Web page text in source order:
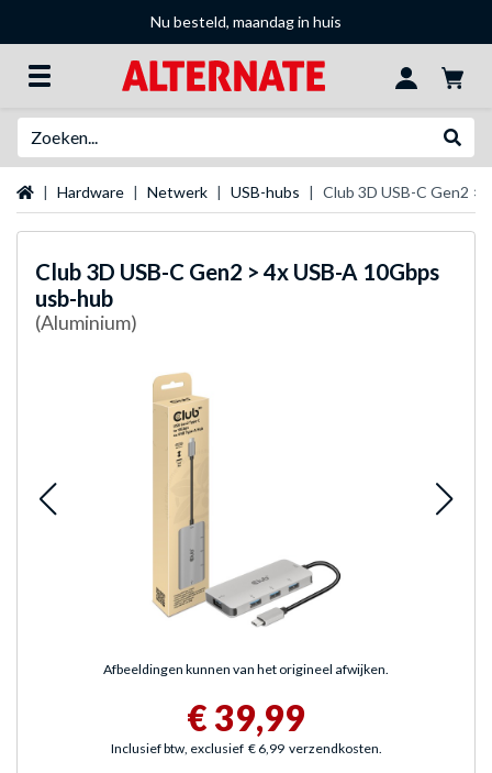
Nu besteld, maandag in huis
Startpagina
Hardware Netwerk USB-hubs Club 3D USB-C Gen2 >
Club 3D USB-C Gen2 > 4x USB-A 10Gbps
usb-hub
(Aluminium)
Afbeeldingen kunnen van het origineel afwijken.
€ 39,99
Inclusief btw, exclusief € 6,99 verzendkosten.